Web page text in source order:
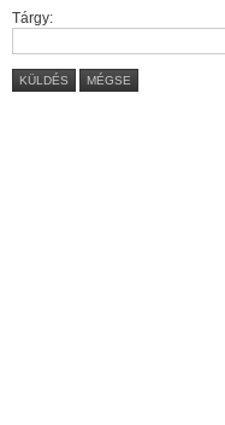
Tárgy:
KÜLDÉS MÉGSE